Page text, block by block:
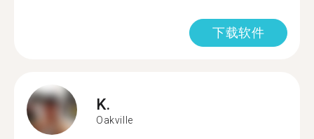
下载软件
K.
Oakville